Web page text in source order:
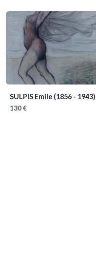
SULPIS Emile (1856 - 1943)
130 €